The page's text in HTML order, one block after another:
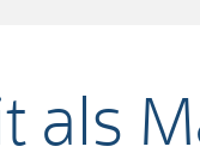
als